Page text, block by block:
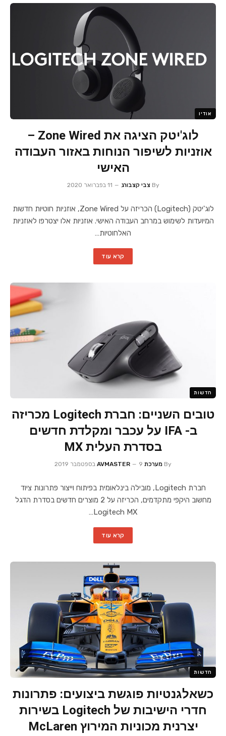
אודיו
לוג'יטק הציגה את Zone Wired –
אוזניות לשיפור הנוחות באזור העבודה
האישי
By צבי קצבורג 11 בפברואר 2020
לוג'יטק (Logitech) הכריזה על Zone Wired, אוזניות חוטיות חדשות
המיועדות לשימוש במרחב העבודה האישי. אוזניות אלו יצטרפו לאוזניות
האלחוטיות…
קרא עוד
חדשות
טובים השניים: חברת Logitech מכריזה
ב- IFA על עכבר ומקלדת חדשים
בסדרת העלית MX
By מערכת AVMASTER 9 בספטמבר 2019
חברת Logitech, מובילה בינלאומית בפיתוח וייצור פתרונות ציוד
מחשוב היקפי מתקדמים, הכריזה על 2 מוצרים חדשים בסדרת הדגל
Logitech MX…
קרא עוד
חדשות
כשאלגנטיות פוגשת ביצועים: פתרונות
חדרי הישיבות של Logitech בשירות
יצרנית מכוניות המירוץ McLaren